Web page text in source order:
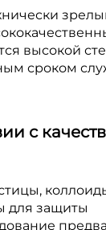
высокой
сроком
с
для защиты